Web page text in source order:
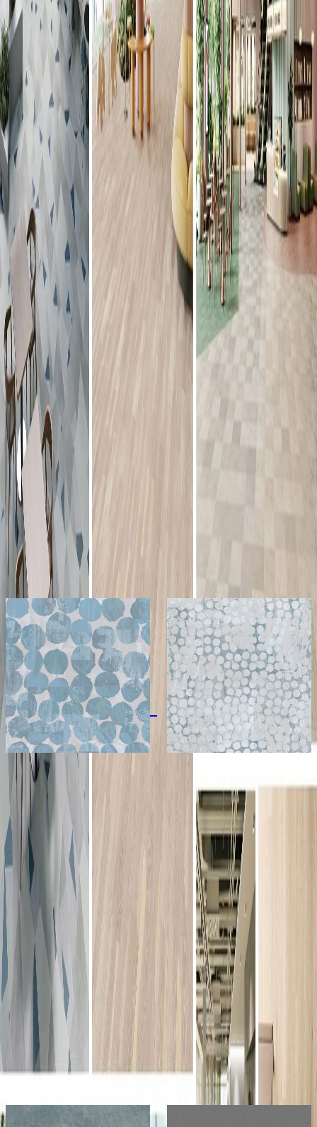
廃番製品
現在サンプル請求を受け付けていません
こちらの製品は廃番となりました。
同じグループ の製品
もっと見る
シリーズの一覧を見る
色柄・サイズともに豊富な石目柄プリントタイル。エコマー
ク認定商品。
納期
-
サイズ
幅
450
長さ
450
厚み
(mm)
素材
塩化ビニル
使用可能箇所
屋内（床）
関連リンク
公式サイト
関連製品
もっと見る
メーカー
東リ株式会社
ロイヤルストーン
（450mm×450mm）
サンプル請求
メーカー
東リ株式会社
ロイヤルストーン
（450mm×450mm
サンプル請求
独創的な空間を実現する、東リの内装仕上げ材
ビニル系床材（シート・タイル）、カーペット(タイル・ロ
ール・ラグ)、壁装材、カーテンを取り扱う総合インテリア
メーカーです。 1919年の創業以来、ライフスタイルに合わ
せた機能やデザインを企画・開発し、製造から販売・物流に
いたるまで一貫して行います。
メーカーページへ
イメージが近い東リ株式会社の製品